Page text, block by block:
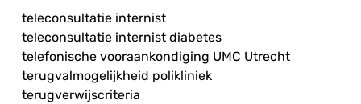
teleconsultatie internist
teleconsultatie internist diabetes
telefonische vooraankondiging UMC Utrecht
terugvalmogelijkheid polikliniek
terugverwijscriteria